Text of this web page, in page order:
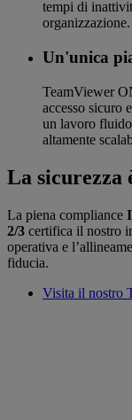
tempi di
organizzazione.
Un'unica
TeamViewer
accesso sicuro
un lavoro fluido
altamente
La sicurezza
La piena compliance
2/3 certifica il nostro
operativa e
fiducia.
Visita il nostro